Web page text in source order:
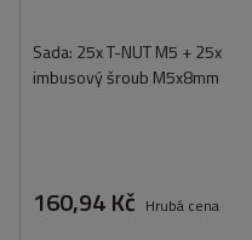
Sada: 25x T-NUT M5 + 25x
imbusový šroub M5x8mm
160,94 Kč Hrubá cena